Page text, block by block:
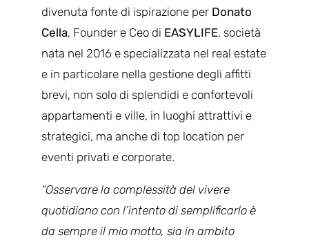
divenuta fonte di ispirazione per Donato
Cella, Founder e Ceo di EASYLIFE, società
nata nel 2016 e specializzata nel real estate
e in particolare nella gestione degli affitti
brevi, non solo di splendidi e confortevoli
appartamenti e ville, in luoghi attrattivi e
strategici, ma anche di top location per
eventi privati e corporate.
“Osservare la complessità del vivere
quotidiano con l’intento di semplificarlo è
da sempre il mio motto, sia in ambito